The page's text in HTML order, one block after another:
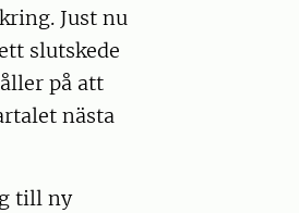
Just nu
slutskede
på att
nästa
till ny